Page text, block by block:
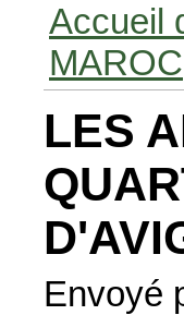
Accueil
MAROC
LES
Envoyé